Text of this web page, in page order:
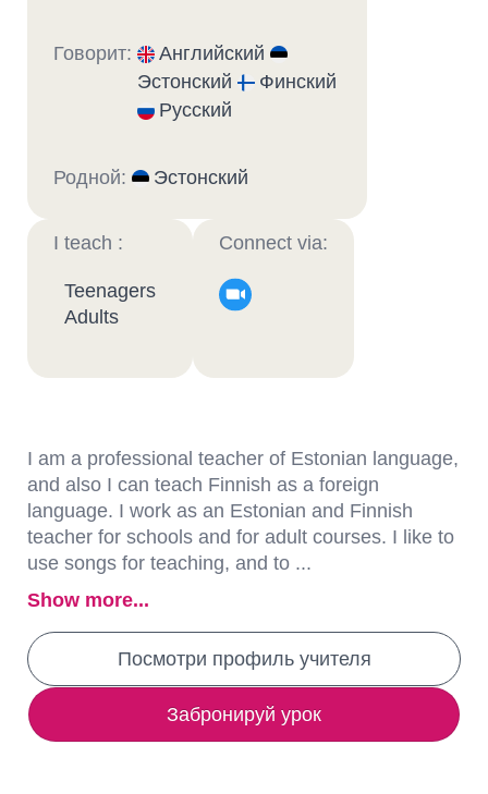
Говорит:
Английский
Эстонский
Финский
Русский
Родной: Эстонский
I teach :
Teenagers
Adults
Connect via:
I am a professional teacher of Estonian language,
and also I can teach Finnish as a foreign
language. I work as an Estonian and Finnish
teacher for schools and for adult courses. I like to
use songs for teaching, and to ...
Show more...
Посмотри профиль учителя
Забронируй урок